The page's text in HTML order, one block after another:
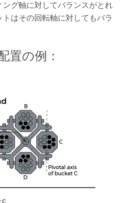
グ軸に対してバランスがとれ
はその回転軸に対してもバラ
置の例：